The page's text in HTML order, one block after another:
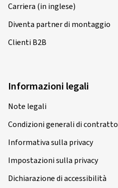
Carriera (in inglese)
Diventa partner di montaggio
Clienti B2B
Informazioni legali
Note legali
Condizioni generali di contratto
Informativa sulla privacy
Impostazioni sulla privacy
Dichiarazione di accessibilità